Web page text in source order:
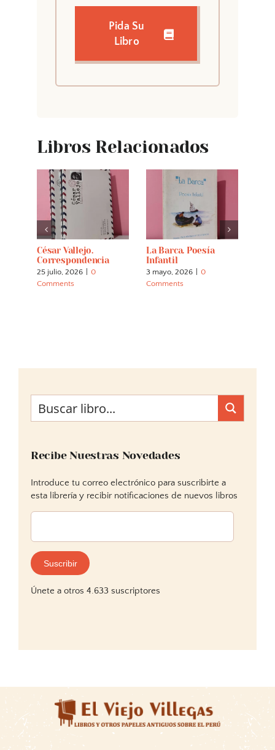
Pida Su
Libro
Libros Relacionados
César Vallejo.
Correspondencia
25 julio, 2026
0
Comments
La Barca. Poesía
Infantil
3 mayo, 2026
0
Comments
Recibe Nuestras Novedades
Introduce tu correo electrónico para suscribirte a
esta librería y recibir notificaciones de nuevos libros
Dirección
correo
electrónico:
Suscribir
Únete a otros 4.633 suscriptores